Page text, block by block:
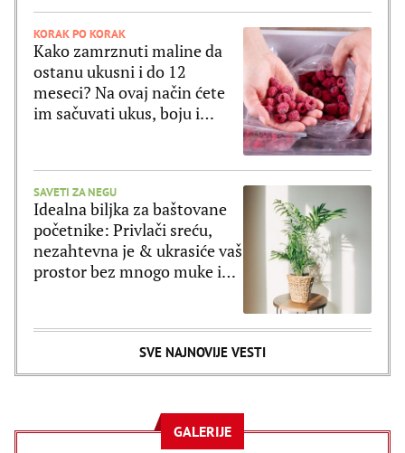
KORAK PO KORAK
Kako zamrznuti maline da
ostanu ukusni i do 12
meseci? Na ovaj način ćete
im sačuvati ukus, boju i
SAVETI ZA NEGU
Idealna biljka za baštovane
početnike: Privlači sreću,
nezahtevna je & ukrasiće vaš
prostor bez mnogo muke i
SVE NAJNOVIJE VESTI
GALERIJE